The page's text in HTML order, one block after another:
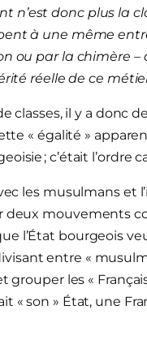
n’est donc plus la
à une même
ou par la chimère
réelle de ce
classes, il y a donc
« égalité »
; c’était l’ordre
les musulmans et
mouvements
l’État bourgeois
entre «
grouper les «
« son » État, une